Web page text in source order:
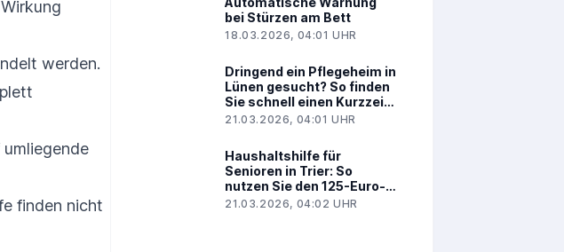
werden.
finden nicht
bei Stürzen am Bett
18.03.2026, 04:01 UHR
Dringend ein Pflegeheim in
Lünen gesucht? So finden
Sie schnell einen Kurzzeit-
oder Dauerpflegeplatz
21.03.2026, 04:01 UHR
Haushaltshilfe für
Senioren in Trier: So
nutzen Sie den 125-Euro-
Entlastungsbetrag richtig
21.03.2026, 04:02 UHR